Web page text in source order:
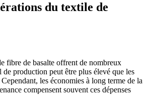
du textile de
fibre de basalte offrent de nombreux
production peut être plus élevé que les
les économies à long terme de la
compensent souvent ces dépenses